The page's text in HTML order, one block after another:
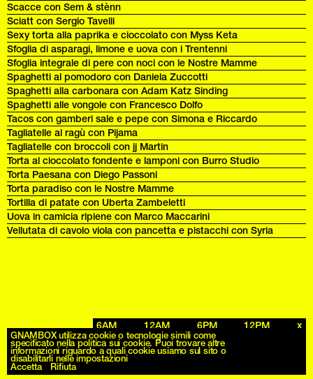
Scacce con Sem & stènn
Sciatt con Sergio Tavelli
Sexy torta alla paprika e cioccolato con Myss Keta
Sfoglia di asparagi, limone e uova con i Trentenni
Sfoglia integrale di pere con noci con le Nostre Mamme
Spaghetti al pomodoro con Daniela Zuccotti
Spaghetti alla carbonara con Adam Katz Sinding
Spaghetti alle vongole con Francesco Dolfo
Tacos con gamberi sale e pepe con Simona e Riccardo
Tagliatelle al ragù con Pijama
Tagliatelle con broccoli con jj Martin
Torta al cioccolato fondente e lamponi con Burro Studio
Torta Paesana con Diego Passoni
Torta paradiso con le Nostre Mamme
Tortilla di patate con Uberta Zambeletti
Uova in camicia ripiene con Marco Maccarini
Vellutata di cavolo viola con pancetta e pistacchi con Syria
Archives
6AM 12AM 6PM 12PM x
GNAMBOX utilizza cookie o tecnologie simili come
specificato nella politica sui cookie. Puoi trovare altre
informazioni riguardo a quali cookie usiamo sul sito o
disabilitarli nelle impostazioni
Accetta Rifiuta